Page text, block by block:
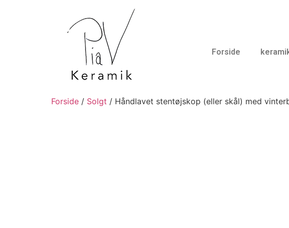
Forside
Forside / Solgt / Håndlavet stentøjskop (eller skål) med